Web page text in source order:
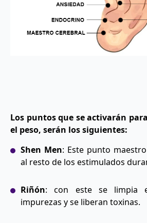
Los puntos que se activarán
el peso, serán los siguientes:
Shen Men: Este punto
al resto de los estimulados
Riñón: con este se limpia
impurezas y se liberan toxinas.